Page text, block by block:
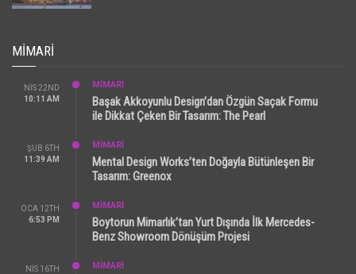
MIMARI
NIS 22ND
10:11 AM
MİMARİ
Başak Akkoyunlu Design’dan Özgün Saçak Formu
ile Dikkat Çeken Bir Tasarım: The Pearl
ŞUB 6TH
11:39 AM
MİMARİ
Mental Design Works’ten Doğayla Bütünleşen Bir
Tasarım: Greenox
OCA 12TH
6:53 PM
MİMARİ
Boytorun Mimarlık’tan Yurt Dışında İlk Mercedes-
Benz Showroom Dönüşüm Projesi
NIS 16TH
MİMARİ